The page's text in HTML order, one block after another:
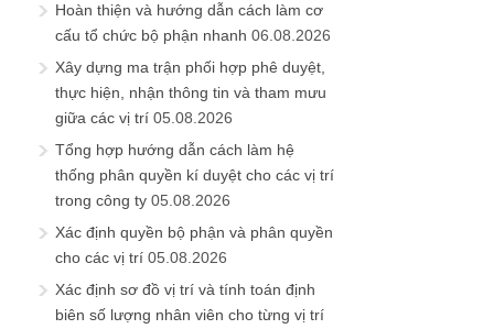
Hoàn thiện và hướng dẫn cách làm cơ
cấu tổ chức bộ phận nhanh 06.08.2026
Xây dựng ma trận phối hợp phê duyệt,
thực hiện, nhận thông tin và tham mưu
giữa các vị trí 05.08.2026
Tổng hợp hướng dẫn cách làm hệ
thống phân quyền kí duyệt cho các vị trí
trong công ty 05.08.2026
Xác định quyền bộ phận và phân quyền
cho các vị trí 05.08.2026
Xác định sơ đồ vị trí và tính toán định
biên số lượng nhân viên cho từng vị trí